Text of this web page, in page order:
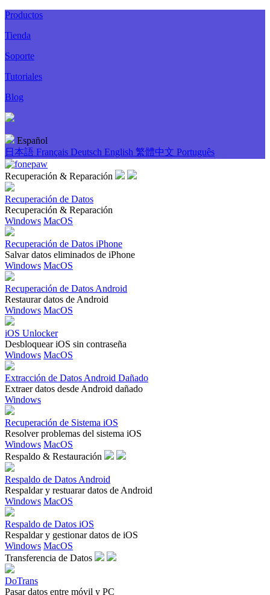
Productos
Tienda
Soporte
Tutoriales
Blog
Español
日本語 Français Deutsch English 繁體中文 Português
Recuperación & Reparación
Recuperación de Datos
Recuperación & Reparación
Windows MacOS
Recuperación de Datos iPhone
Salvar datos eliminados de iPhone
Windows MacOS
Recuperación de Datos Android
Restaurar datos de Android
Windows MacOS
iOS Unlocker
Desbloquear iOS sin contraseña
Windows MacOS
Extracción de Datos Android Dañado
Extraer datos desde Android dañado
Windows
Recuperación de Sistema iOS
Resolver problemas del sistema iOS
Windows MacOS
Respaldo & Restauración
Respaldo de Datos Android
Respaldar y restuarar datos de Android
Windows MacOS
Respaldo de Datos iOS
Respaldar y gestionar datos de iOS
Windows MacOS
Transferencia de Datos
DoTrans
Pasar datos entre móvil y PC